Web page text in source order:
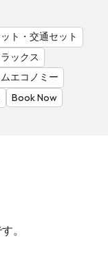
ト・交通セット
ックス
エコノミー
Book Now
。